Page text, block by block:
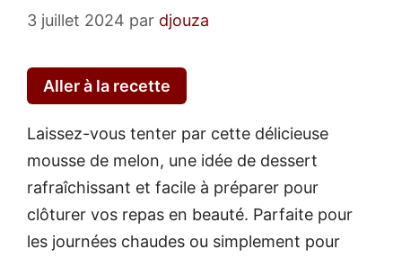
3 juillet 2024 par djouza
Aller à la recette
Laissez-vous tenter par cette délicieuse
mousse de melon, une idée de dessert
rafraîchissant et facile à préparer pour
clôturer vos repas en beauté. Parfaite pour
les journées chaudes ou simplement pour